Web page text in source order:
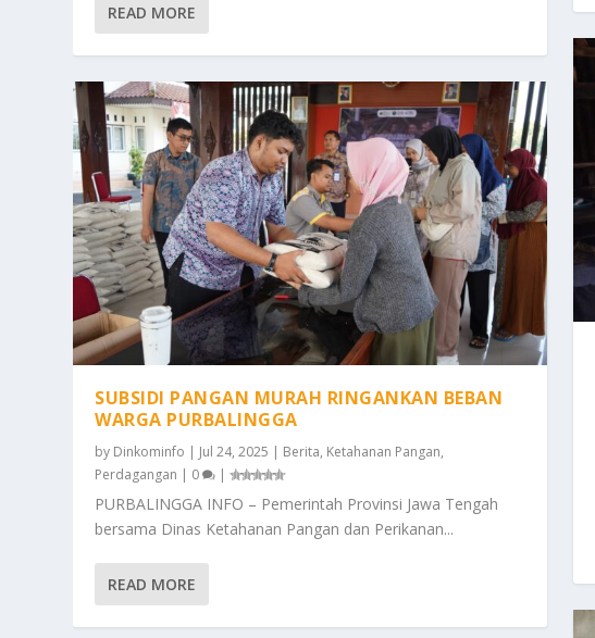
READ MORE
SUBSIDI PANGAN MURAH RINGANKAN BEBAN
WARGA PURBALINGGA
by Dinkominfo | Jul 24, 2025 | Berita, Ketahanan Pangan,
Perdagangan | 0 |
PURBALINGGA INFO – Pemerintah Provinsi Jawa Tengah
bersama Dinas Ketahanan Pangan dan Perikanan...
READ MORE